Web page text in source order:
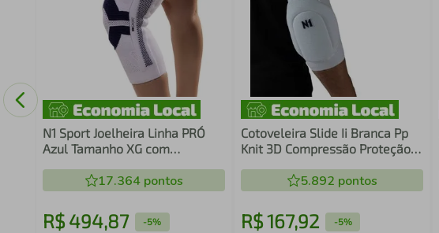
N1 Sport Joelheira Linha PRÓ
Azul Tamanho XG com
Suporte Patelar em Silicone
Hastes Laterais
17.364pontos
R$ 494,87 -5%
Cotoveleira Slide Ii Branca Pp
Knit 3D Compressão Proteção
5.892 pontos
R$167,92 -5%